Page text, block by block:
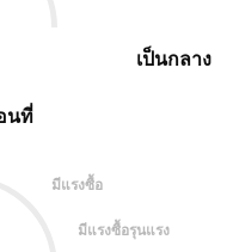
เป็นกลาง
นที่
มีแรงซื้อ
มีแรงซื้อรุนแรง